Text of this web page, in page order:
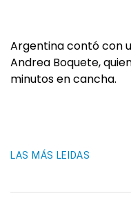
Argentina contó con
Andrea Boquete,
minutos en cancha.
LAS MÁS LEIDAS